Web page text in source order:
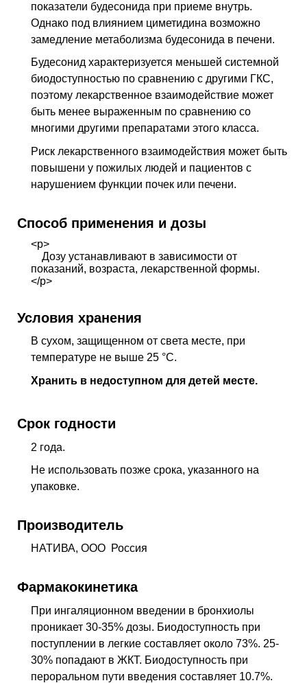
показатели будесонида при приеме внутрь.
Однако под влиянием циметидина возможно
замедление метаболизма будесонида в печени.
Будесонид характеризуется меньшей системной
биодоступностью по сравнению с другими ГКС,
поэтому лекарственное взаимодействие может
быть менее выраженным по сравнению со
многими другими препаратами этого класса.
Риск лекарственного взаимодействия может быть
повышени у пожилых людей и пациентов с
нарушением функции почек или печени.
Способ применения и дозы
<p>
Дозу устанавливают в зависимости от
показаний, возраста, лекарственной формы.
</p>
Условия хранения
В сухом, защищенном от света месте, при
температуре не выше 25 °С.
Хранить в недоступном для детей месте.
Срок годности
2 года.
Не использовать позже срока, указанного на
упаковке.
Производитель
НАТИВА, ООО Россия
Фармакокинетика
При ингаляционном введении в бронхиолы
проникает 30-35% дозы. Биодоступность при
поступлении в легкие составляет около 73%. 25-
30% попадают в ЖКТ. Биодоступность при
пероральном пути введения составляет 10.7%.